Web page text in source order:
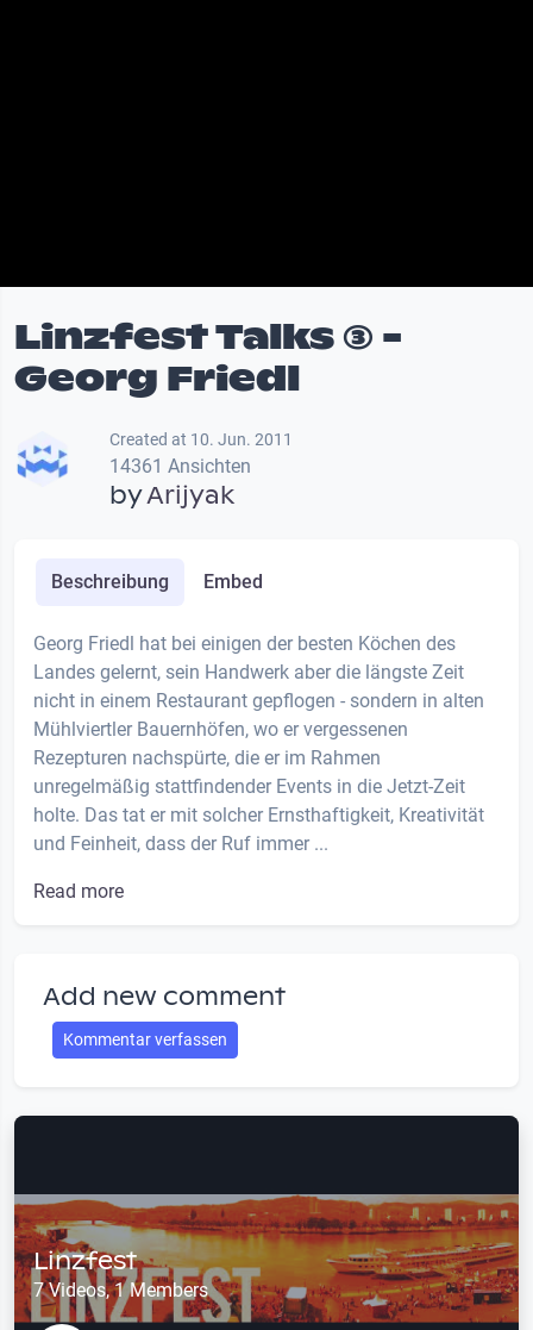
Linzfest Talks (3) -
Georg Friedl
Created at 10. Jun. 2011
14361 Ansichten
byArijyak
Beschreibung Embed
Georg Friedl hat bei einigen der besten Köchen des
Landes gelernt, sein Handwerk aber die längste Zeit
nicht in einem Restaurant gepflogen - sondern in alten
Mühlviertler Bauernhöfen, wo er vergessenen
Rezepturen nachspürte, die er im Rahmen
unregelmäßig stattfindender Events in die Jetzt-Zeit
holte. Das tat er mit solcher Ernsthaftigkeit, Kreativität
und Feinheit, dass der Ruf immer ...
Read more
Add new comment
Kommentar verfassen
Linzfest
7 Videos, 1 Members